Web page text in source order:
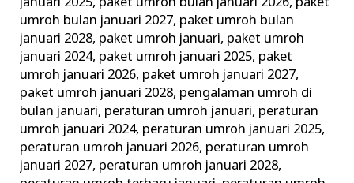
umroh bulan januari 2027, paket umroh bulan
januari 2028, paket umroh januari, paket umroh
januari 2024, paket umroh januari 2025, paket
umroh januari 2026, paket umroh januari 2027,
paket umroh januari 2028, pengalaman umroh di
bulan januari, peraturan umroh januari, peraturan
umroh januari 2024, peraturan umroh januari 2025,
peraturan umroh januari 2026, peraturan umroh
januari 2027, peraturan umroh januari 2028,